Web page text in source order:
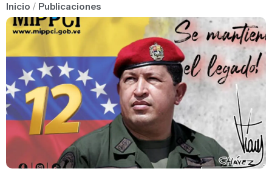
Inicio / Publicaciones